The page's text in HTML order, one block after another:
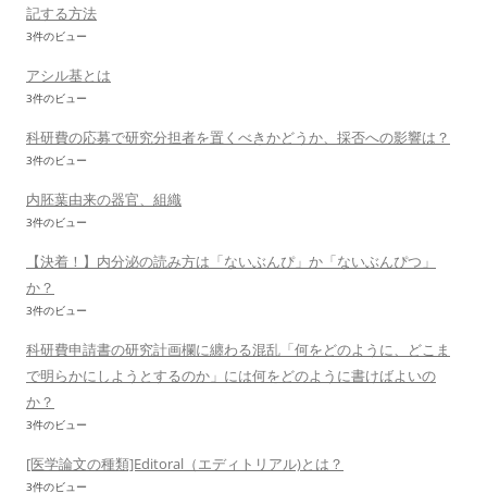
記する方法
3件のビュー
アシル基とは
3件のビュー
科研費の応募で研究分担者を置くべきかどうか、採否への影響は？
3件のビュー
内胚葉由来の器官、組織
3件のビュー
【決着！】内分泌の読み方は「ないぶんぴ」か「ないぶんぴつ」
か？
3件のビュー
科研費申請書の研究計画欄に纏わる混乱「何をどのように、どこま
で明らかにしようとするのか」には何をどのように書けばよいの
か？
3件のビュー
[医学論文の種類]Editoral（エディトリアル)とは？
3件のビュー